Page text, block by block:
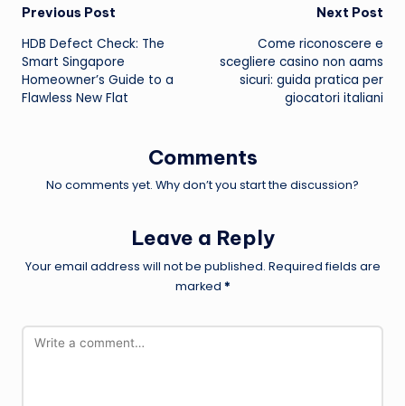
Post
navigation
Previous Post
HDB Defect Check: The
Smart Singapore
Homeowner’s Guide to a
Flawless New Flat
Next Post
Come riconoscere e
scegliere casino non aams
sicuri: guida pratica per
giocatori italiani
Comments
No comments yet. Why don’t you start the discussion?
Leave a Reply
Your email address will not be published. Required fields are
marked *